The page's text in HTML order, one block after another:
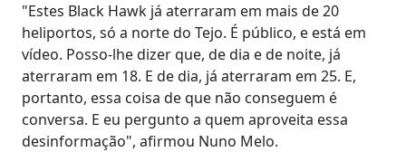
"Estes Black Hawk já aterraram em mais de 20
heliportos, só a norte do Tejo. É público, e está em
vídeo. Posso-lhe dizer que, de dia e de noite, já
aterraram em 18. E de dia, já aterraram em 25. E,
portanto, essa coisa de que não conseguem é
conversa. E eu pergunto a quem aproveita essa
desinformação", afirmou Nuno Melo.